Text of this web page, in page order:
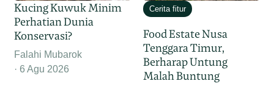
Kucing Kuwuk Minim
Perhatian Dunia
Konservasi?
Falahi Mubarok
6 Agu 2026
Cerita fitur
Food Estate Nusa
Tenggara Timur,
Berharap Untung
Malah Buntung